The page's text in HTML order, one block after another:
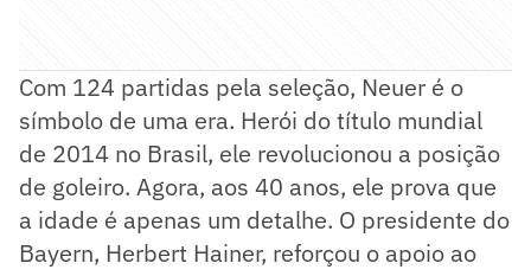
Com 124 partidas pela seleção, Neuer é o
símbolo de uma era. Herói do título mundial
de 2014 no Brasil, ele revolucionou a posição
de goleiro. Agora, aos 40 anos, ele prova que
a idade é apenas um detalhe. O presidente do
Bayern, Herbert Hainer, reforçou o apoio ao